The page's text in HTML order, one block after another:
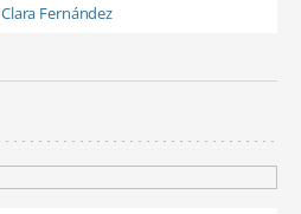
Clara Fernández